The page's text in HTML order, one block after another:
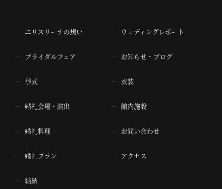
エリスリーナの想い
ブライダルフェア
挙式
婚礼会場・演出
婚礼料理
婚礼プラン
結納
ウェディングレポート
お知らせ・ブログ
衣装
館内施設
お問い合わせ
アクセス